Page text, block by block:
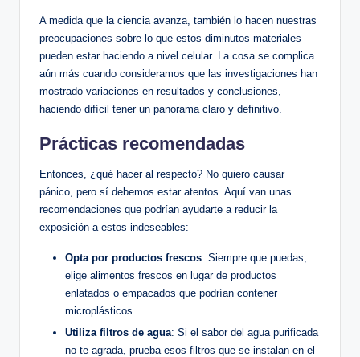
A medida que la ciencia avanza, también lo hacen nuestras
preocupaciones sobre lo que estos diminutos materiales
pueden estar haciendo a nivel celular. La cosa se complica
aún más cuando consideramos que las investigaciones han
mostrado variaciones en resultados y conclusiones,
haciendo difícil tener un panorama claro y definitivo.
Prácticas recomendadas
Entonces, ¿qué hacer al respecto? No quiero causar
pánico, pero sí debemos estar atentos. Aquí van unas
recomendaciones que podrían ayudarte a reducir la
exposición a estos indeseables:
Opta por productos frescos: Siempre que puedas,
elige alimentos frescos en lugar de productos
enlatados o empacados que podrían contener
microplásticos.
Utiliza filtros de agua: Si el sabor del agua purificada
no te agrada, prueba esos filtros que se instalan en el